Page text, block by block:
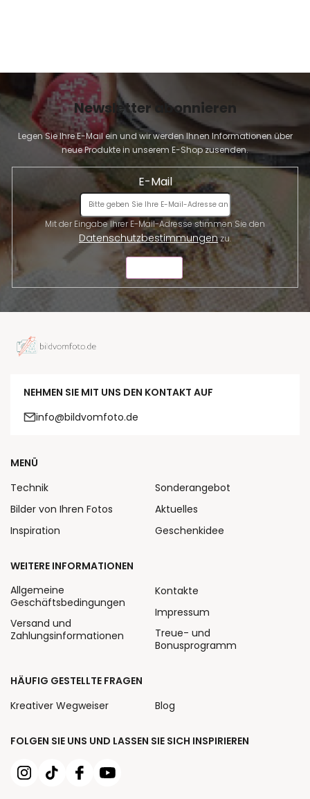
Newsletter abonnieren
Legen Sie Ihre E-Mail ein und wir werden Ihnen Informationen über
neue Produkte in unserem E-Shop zusenden.
E-Mail
Datenschutzbestimmungenzu.
NEHMEN SIE MIT UNS DEN KONTAKT AUF
info@bildvomfoto.de
FOLGEN SIE UNS UND LASSEN SIE SICH INSPIRIEREN
MENÜ
Technik
Bilder von Ihren Fotos
Inspiration
Sonderangebot
Aktuelles
Geschenkidee
WEITERE INFORMATIONEN
Allgemeine
Geschäftsbedingungen
Versand und
Zahlungsinformationen
Kontakte
Impressum
Treue- und
Bonusprogramm
HÄUFIG GESTELLTE FRAGEN
Kreativer Wegweiser
Blog